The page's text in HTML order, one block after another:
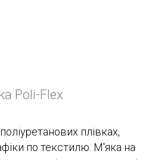
Poli-Flex
плівках,
по текстилю. М'яка на